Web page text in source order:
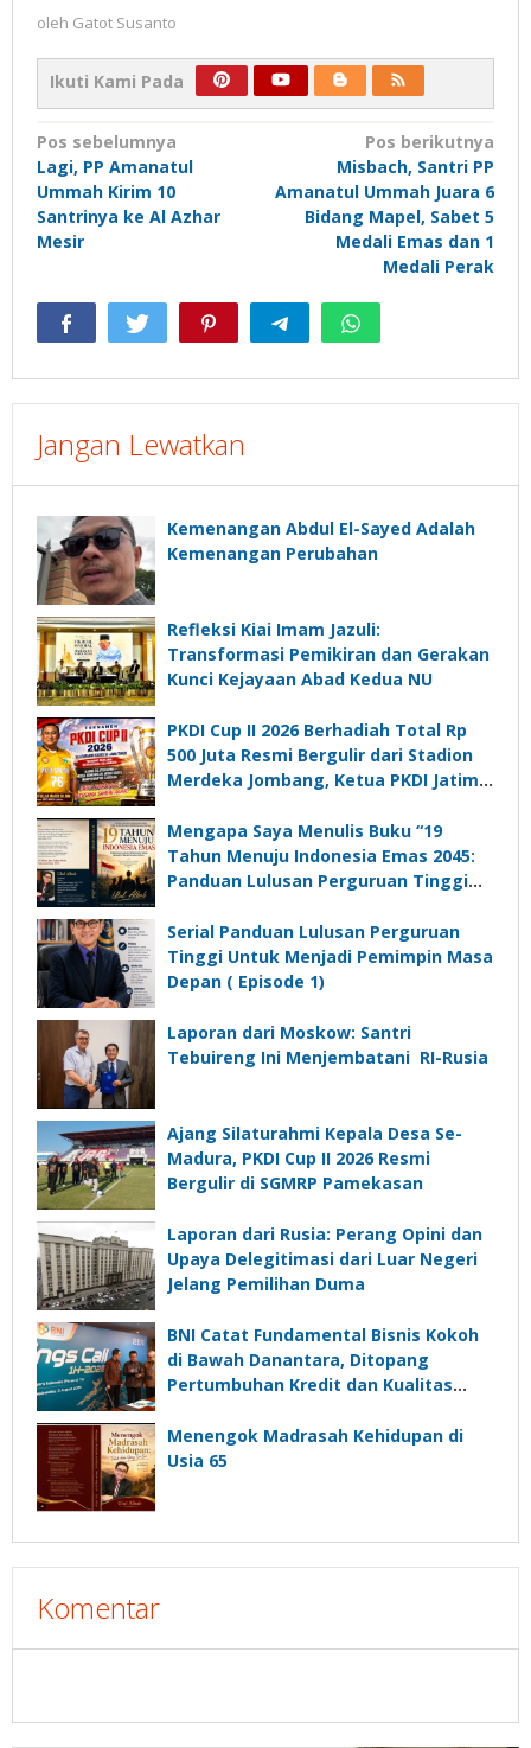
oleh Gatot Susanto
Ikuti Kami Pada
Navigasi
pos
Pos sebelumnya
Lagi, PP Amanatul
Ummah Kirim 10
Santrinya ke Al Azhar
Mesir
Pos berikutnya
Misbach, Santri PP
Amanatul Ummah Juara 6
Bidang Mapel, Sabet 5
Medali Emas dan 1
Medali Perak
Jangan Lewatkan
Kemenangan Abdul El-Sayed Adalah
Kemenangan Perubahan
Refleksi Kiai Imam Jazuli:
Transformasi Pemikiran dan Gerakan
Kunci Kejayaan Abad Kedua NU
PKDI Cup II 2026 Berhadiah Total Rp
500 Juta Resmi Bergulir dari Stadion
Merdeka Jombang, Ketua PKDI Jatim:
Komunikasi Kades untuk Memajukan
Desa
Mengapa Saya Menulis Buku “19
Tahun Menuju Indonesia Emas 2045:
Panduan Lulusan Perguruan Tinggi
Depan”?
Serial Panduan Lulusan Perguruan
Tinggi Untuk Menjadi Pemimpin Masa
Depan ( Episode 1)
Laporan dari Moskow: Santri
Tebuireng Ini Menjembatani RI-Rusia
Ajang Silaturahmi Kepala Desa Se-
Madura, PKDI Cup II 2026 Resmi
Bergulir di SGMRP Pamekasan
Laporan dari Rusia: Perang Opini dan
Upaya Delegitimasi dari Luar Negeri
Jelang Pemilihan Duma
BNI Catat Fundamental Bisnis Kokoh
di Bawah Danantara, Ditopang
Pertumbuhan Kredit dan Kualitas
Menengok Madrasah Kehidupan di
Usia 65
Komentar